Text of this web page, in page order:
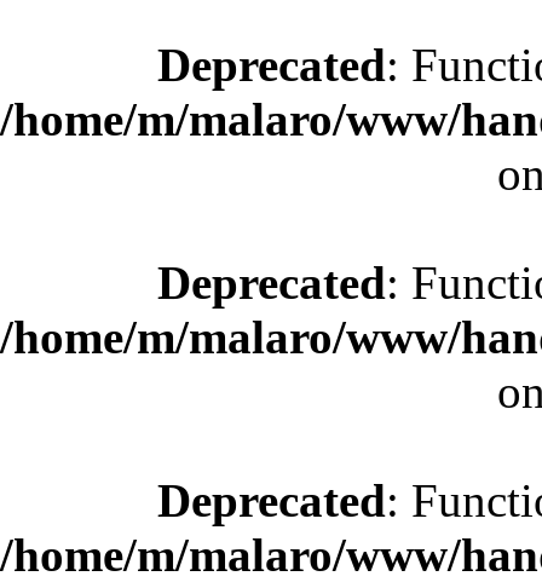
Deprecated:
/home/m/malaro/www/
Deprecated:
/home/m/malaro/www/
Deprecated:
/home/m/malaro/www/